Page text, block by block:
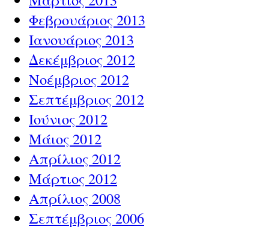
Φεβρουάριος 2013
Ιανουάριος 2013
Δεκέμβριος 2012
Νοέμβριος 2012
Σεπτέμβριος 2012
Ιούνιος 2012
Μάιος 2012
Απρίλιος 2012
Μάρτιος 2012
Απρίλιος 2008
Σεπτέμβριος 2006